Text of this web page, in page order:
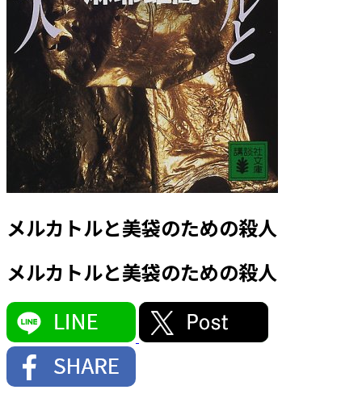
メルカトルと美袋のための殺人
メルカトルと美袋のための殺人